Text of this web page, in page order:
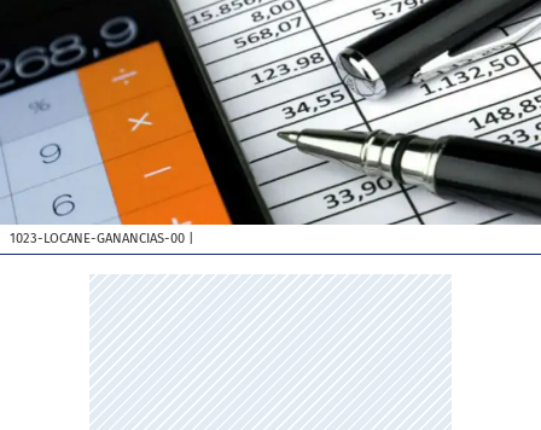
1023-LOCANE-GANANCIAS-00